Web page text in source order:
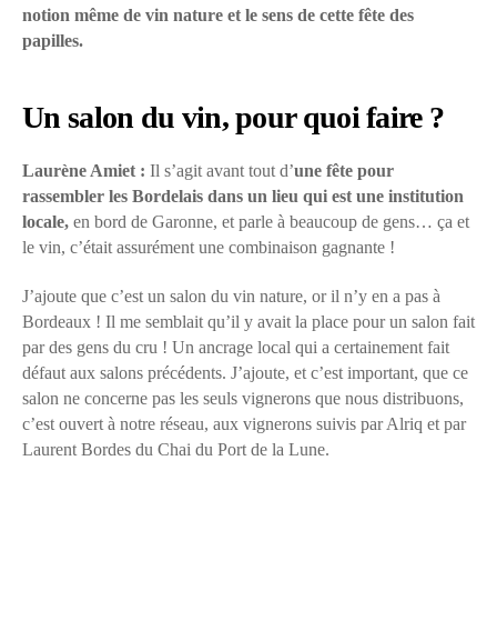
notion même de vin nature et le sens de cette fête des
papilles.
Un salon du vin, pour quoi faire ?
Laurène Amiet : Il s’agit avant tout d’une fête pour
rassembler les Bordelais dans un lieu qui est une institution
locale, en bord de Garonne, et parle à beaucoup de gens… ça et
le vin, c’était assurément une combinaison gagnante !
J’ajoute que c’est un salon du vin nature, or il n’y en a pas à
Bordeaux ! Il me semblait qu’il y avait la place pour un salon fait
par des gens du cru ! Un ancrage local qui a certainement fait
défaut aux salons précédents. J’ajoute, et c’est important, que ce
salon ne concerne pas les seuls vignerons que nous distribuons,
c’est ouvert à notre réseau, aux vignerons suivis par Alriq et par
Laurent Bordes du Chai du Port de la Lune.